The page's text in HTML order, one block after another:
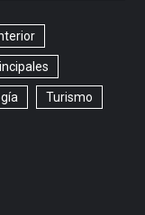
Turismo